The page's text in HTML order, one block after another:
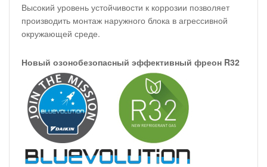
Высокий уровень устойчивости к коррозии позволяет
производить монтаж наружного блока в агрессивной
окружающей среде.
Новый озонобезопасный эффективный фреон R32